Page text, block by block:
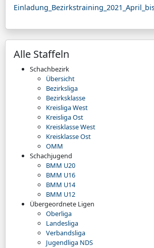
Alle Staffeln
Schachbezirk
Übersicht
Bezirksliga
Bezirksklasse
Kreisliga West
Kreisliga Ost
Kreisklasse West
Kreisklasse Ost
OMM
Schachjugend
BMM U20
BMM U16
BMM U14
BMM U12
Übergeordnete Ligen
Oberliga
Landesliga
Verbandsliga
Jugendliga NDS